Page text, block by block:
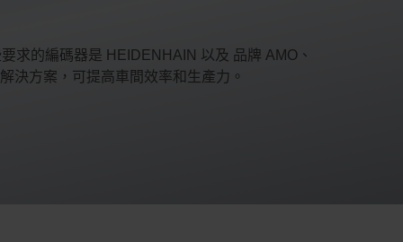
求的編碼器是 HEIDENHAIN 以及 品牌 AMO、
決方案，可提高車間效率和生產力。